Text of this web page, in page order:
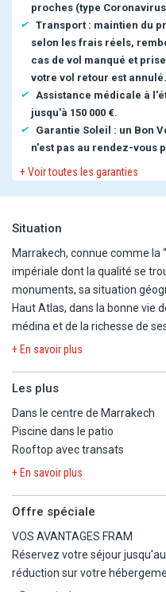
proches (type
Transport : maintien du
selon les frais réels,
cas de vol manqué et
votre vol retour est annulé.
Assistance médicale à
jusqu'à 150 000 €.
Garantie Soleil : un Bon
n'est pas au rendez-vous
+ Voir toutes les garanties
Situation
Marrakech, connue comme la
impériale dont la qualité se
monuments, sa situation
Haut Atlas, dans la bonne vie
médina et de la richesse de
liste du patrimoine mondial,
niveau international.
ses habitants. L'atmosphère
«souks» et ses monuments
indifférent.
Marrakech, des restaurants
Le Riad Les Dunes mélange
+ En savoir plus
Les plus
Dans le centre de Marrakech
Piscine dans le patio
Rooftop avec transats
+ En savoir plus
Offre spéciale
VOS AVANTAGES FRAM
Réservez votre séjour
réduction sur votre